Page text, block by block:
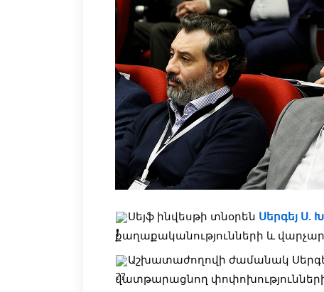
Սեյֆ ինվեսթի տնօրեն Սերգեյ Ս.
քաղաքականությունների և
Աշխատաժողովի ժամանակ
վատթարացնող